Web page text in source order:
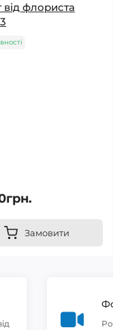
від флориста
Замовити